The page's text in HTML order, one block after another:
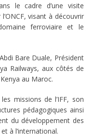
le cadre d’une visite
visant à découvrir
ferroviaire et le
Bare Duale, Président
Railways, aux côtés de
au Maroc.
missions de l’IFF, son
pédagogiques ainsi
du développement des
à l’international.